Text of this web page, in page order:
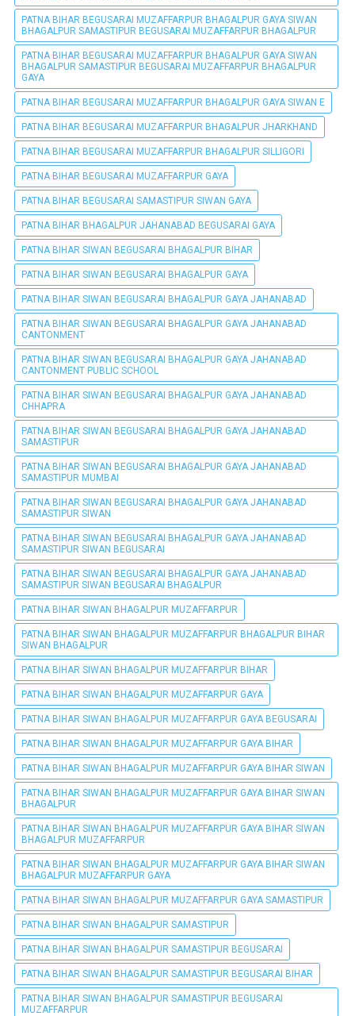
PATNA BIHAR BEGUSARAI MUZAFFARPUR BHAGALPUR GAYA SIWAN
BHAGALPUR SAMASTIPUR BEGUSARAI MUZAFFARPUR BHAGALPUR
PATNA BIHAR BEGUSARAI MUZAFFARPUR BHAGALPUR GAYA SIWAN
BHAGALPUR SAMASTIPUR BEGUSARAI MUZAFFARPUR BHAGALPUR
GAYA
PATNA BIHAR BEGUSARAI MUZAFFARPUR BHAGALPUR GAYA SIWAN E
PATNA BIHAR BEGUSARAI MUZAFFARPUR BHAGALPUR JHARKHAND
PATNA BIHAR BEGUSARAI MUZAFFARPUR BHAGALPUR SILLIGORI
PATNA BIHAR BEGUSARAI MUZAFFARPUR GAYA
PATNA BIHAR BEGUSARAI SAMASTIPUR SIWAN GAYA
PATNA BIHAR BHAGALPUR JAHANABAD BEGUSARAI GAYA
PATNA BIHAR SIWAN BEGUSARAI BHAGALPUR BIHAR
PATNA BIHAR SIWAN BEGUSARAI BHAGALPUR GAYA
PATNA BIHAR SIWAN BEGUSARAI BHAGALPUR GAYA JAHANABAD
PATNA BIHAR SIWAN BEGUSARAI BHAGALPUR GAYA JAHANABAD
CANTONMENT
PATNA BIHAR SIWAN BEGUSARAI BHAGALPUR GAYA JAHANABAD
CANTONMENT PUBLIC SCHOOL
PATNA BIHAR SIWAN BEGUSARAI BHAGALPUR GAYA JAHANABAD
CHHAPRA
PATNA BIHAR SIWAN BEGUSARAI BHAGALPUR GAYA JAHANABAD
SAMASTIPUR
PATNA BIHAR SIWAN BEGUSARAI BHAGALPUR GAYA JAHANABAD
SAMASTIPUR MUMBAI
PATNA BIHAR SIWAN BEGUSARAI BHAGALPUR GAYA JAHANABAD
SAMASTIPUR SIWAN
PATNA BIHAR SIWAN BEGUSARAI BHAGALPUR GAYA JAHANABAD
SAMASTIPUR SIWAN BEGUSARAI
PATNA BIHAR SIWAN BEGUSARAI BHAGALPUR GAYA JAHANABAD
SAMASTIPUR SIWAN BEGUSARAI BHAGALPUR
PATNA BIHAR SIWAN BHAGALPUR MUZAFFARPUR
PATNA BIHAR SIWAN BHAGALPUR MUZAFFARPUR BHAGALPUR BIHAR
SIWAN BHAGALPUR
PATNA BIHAR SIWAN BHAGALPUR MUZAFFARPUR BIHAR
PATNA BIHAR SIWAN BHAGALPUR MUZAFFARPUR GAYA
PATNA BIHAR SIWAN BHAGALPUR MUZAFFARPUR GAYA BEGUSARAI
PATNA BIHAR SIWAN BHAGALPUR MUZAFFARPUR GAYA BIHAR
PATNA BIHAR SIWAN BHAGALPUR MUZAFFARPUR GAYA BIHAR SIWAN
PATNA BIHAR SIWAN BHAGALPUR MUZAFFARPUR GAYA BIHAR SIWAN
BHAGALPUR
PATNA BIHAR SIWAN BHAGALPUR MUZAFFARPUR GAYA BIHAR SIWAN
BHAGALPUR MUZAFFARPUR
PATNA BIHAR SIWAN BHAGALPUR MUZAFFARPUR GAYA BIHAR SIWAN
BHAGALPUR MUZAFFARPUR GAYA
PATNA BIHAR SIWAN BHAGALPUR MUZAFFARPUR GAYA SAMASTIPUR
PATNA BIHAR SIWAN BHAGALPUR SAMASTIPUR
PATNA BIHAR SIWAN BHAGALPUR SAMASTIPUR BEGUSARAI
PATNA BIHAR SIWAN BHAGALPUR SAMASTIPUR BEGUSARAI BIHAR
PATNA BIHAR SIWAN BHAGALPUR SAMASTIPUR BEGUSARAI
MUZAFFARPUR